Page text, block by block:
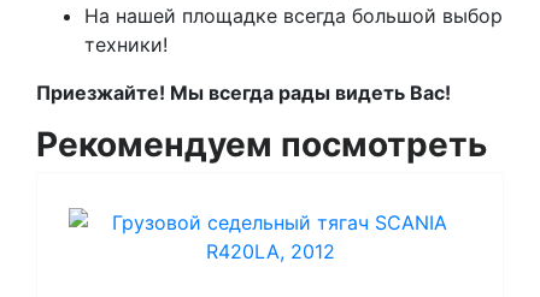
На нашей площадке всегда большой выбор
техники!
Приезжайте! Мы всегда рады видеть Вас!
Рекомендуем посмотреть